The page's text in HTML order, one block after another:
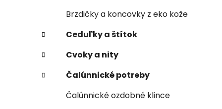
Brzdičky a koncovky z eko kože
Ceduľky a štítok
Cvoky a nity
Čalúnnické potreby
Čalúnnické ozdobné klince